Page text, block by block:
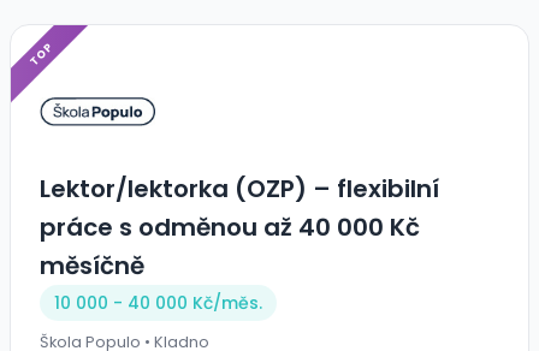
TOP
Lektor/lektorka (OZP) – flexibilní
práce s odměnou až 40 000 Kč
měsíčně
10 000 - 40 000 Kč/měs.
Škola Populo • Kladno